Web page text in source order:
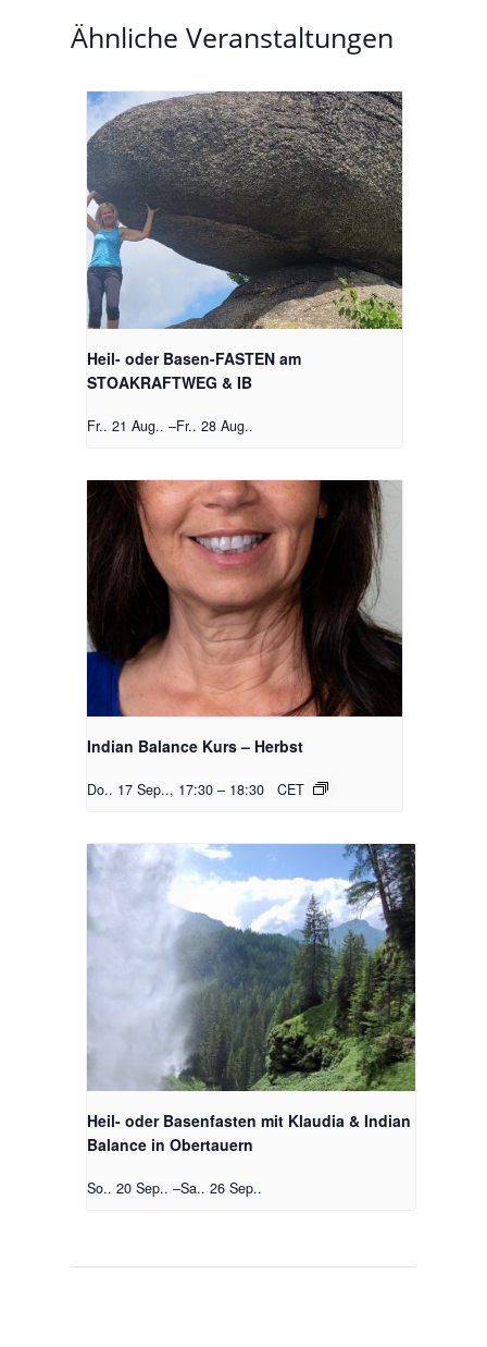
Ähnliche Veranstaltungen
Heil- oder Basen-FASTEN am
STOAKRAFTWEG & IB
Fr.. 21 Aug.. –Fr.. 28 Aug..
Indian Balance Kurs – Herbst
Do.. 17 Sep.., 17:30 – 18:30 CET
Heil- oder Basenfasten mit Klaudia & Indian
Balance in Obertauern
So.. 20 Sep.. –Sa.. 26 Sep..